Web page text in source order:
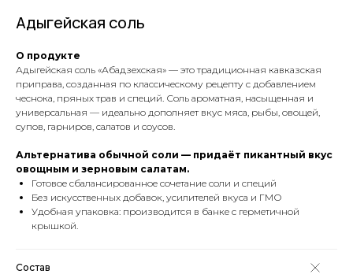
Адыгейская соль
О продукте
Адыгейская соль «Абадзехская» — это традиционная кавказская
приправа, созданная по классическому рецепту с добавлением
чеснока, пряных трав и специй. Соль ароматная, насыщенная и
универсальная — идеально дополняет вкус мяса, рыбы, овощей,
супов, гарниров, салатов и соусов.
Альтернатива обычной соли — придаёт пикантный вкус
овощным и зерновым салатам.
Готовое сбалансированное сочетание соли и специй
Без искусственных добавок, усилителей вкуса и ГМО
Удобная упаковка: производится в банке с герметичной
крышкой.
Состав